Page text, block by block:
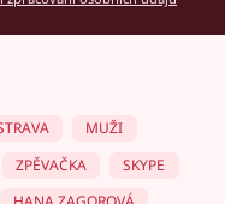
MUŽI
ZPĚVAČKA
SKYPE